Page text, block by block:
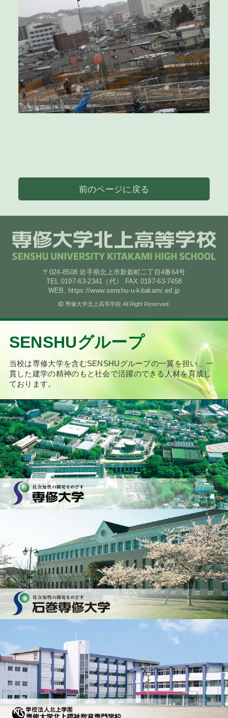
前のページに戻る
〒024-8508 岩手県北上市新穀町二丁目4番64号
TEL.0197-63-2341（代） FAX.0197-63-7458
WEB. https://www.senshu-u-kitakami.ed.jp
専修大学北上高等学校 All Right Reserved.
SENSHUグループ
当校は専修大学を含むSENSHUグループの一翼を担い、 一
貫した建学の精神のもと社会で活躍のできる人材を育成し
ております。